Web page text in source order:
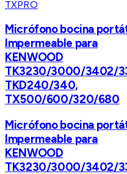
TXPRO
Micrófono bocina
Impermeable para
KENWOOD
TK3230/3000/3402/
TKD240/340,
TX500/600/320/680
Micrófono bocina
Impermeable para
KENWOOD
TK3230/3000/3402/